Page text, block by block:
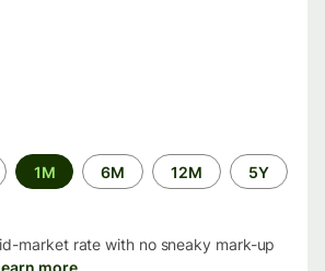
1M 6M 12M 5Y
market rate with no sneaky mark-up